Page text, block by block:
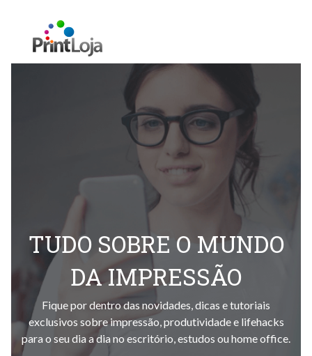
TUDO SOBRE O MUNDO
DA IMPRESSÃO
Fique por dentro das novidades, dicas e tutoriais
exclusivos sobre impressão, produtividade e lifehacks
para o seu dia a dia no escritório, estudos ou home office.